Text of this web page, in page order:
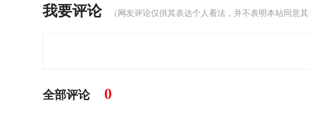
我要评论 （网友评论仅供其表达个人看法，并不表明本站同意
全部评论 0